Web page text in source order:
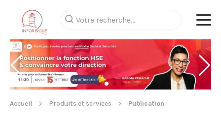
Accueil Produits et services Publication